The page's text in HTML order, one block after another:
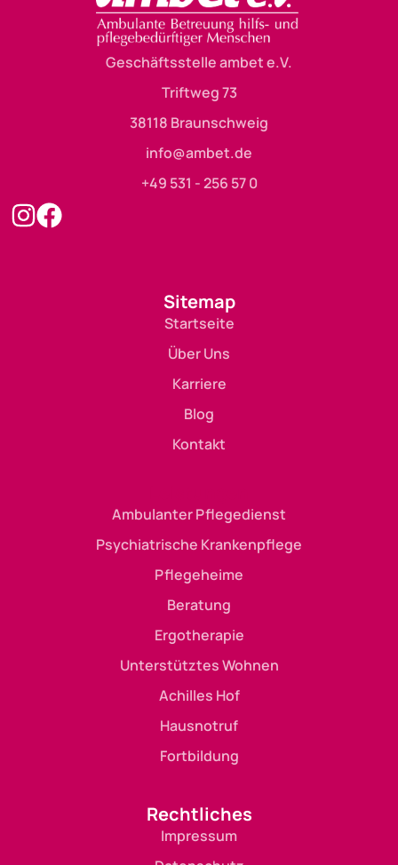
Geschäftsstelle ambet e.V.
Triftweg 73
38118 Braunschweig
info@ambet.de
+49 531 - 256 57 0
Sitemap
Startseite
Über Uns
Karriere
Blog
Kontakt
Ambulanter Pflegedienst
Psychiatrische Krankenpflege
Pflegeheime
Beratung
Ergotherapie
Unterstütztes Wohnen
Achilles Hof
Hausnotruf
Fortbildung
Rechtliches
Impressum